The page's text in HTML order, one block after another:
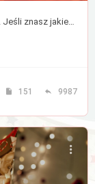
Świąteczne tradycje, zarówno te stare jak i nowe. Jeśli znasz jakieś to podziel się nimi z nami. Nie dajmy tradycjom umrzeć!
151 9987